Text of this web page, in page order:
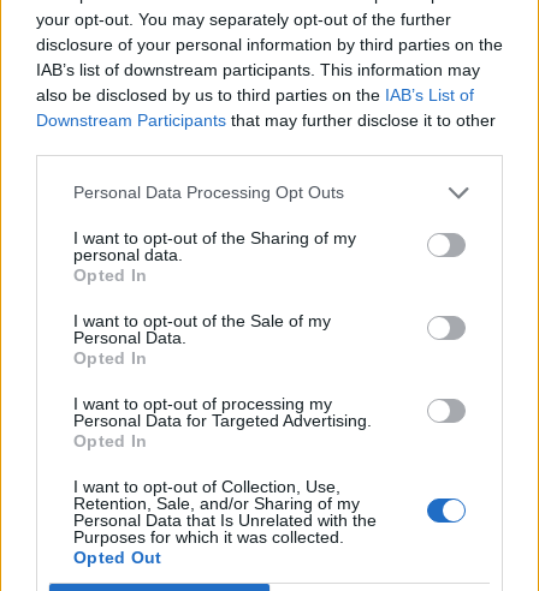
your opt-out. You may separately opt-out of the further
disclosure of your personal information by third parties on the
IAB’s list of downstream participants. This information may
also be disclosed by us to third parties on the IAB’s List of
Downstream Participants that may further disclose it to other
Personal Data Processing Opt Outs
I want to opt-out of the Sharing of my
personal data.
Opted In
I want to opt-out of the Sale of my
Personal Data.
Opted In
I want to opt-out of processing my
Personal Data for Targeted Advertising.
Opted In
I want to opt-out of Collection, Use,
Retention, Sale, and/or Sharing of my
Personal Data that Is Unrelated with the
Purposes for which it was collected.
Opted Out
Miért félnek a kettős
állampolgároktól?
Székely Sport
Kezdési időpontot kapott a
székely derbi
Nőileg
menjünk!